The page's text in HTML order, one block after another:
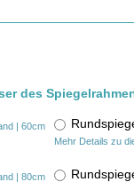
des
Mehr Details zu